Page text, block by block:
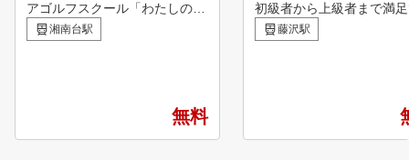
アゴルフスクール「わたしのゴ
ルフ湘南台店」 小田急線、相
鉄線｢湘南台駅｣西口より徒歩3
ブ・シューズ・グローブは無料
湘南台駅
無料
初級者から上級者まで満
る多様なレッスンプラン
しています。 プランの料
プロが教えてくれます。
藤沢駅